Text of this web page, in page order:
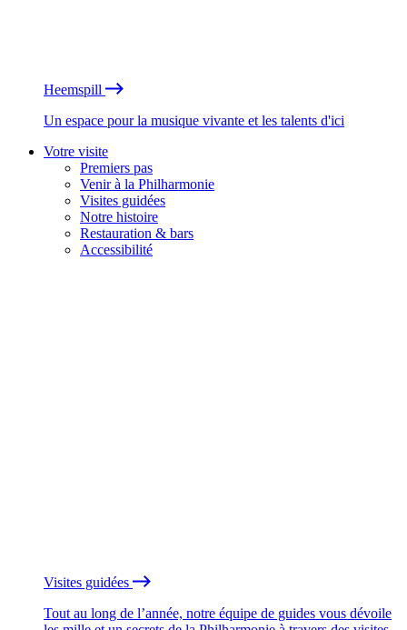
Heemspill
Un espace pour la musique vivante et les talents d'ici
Votre visite
Premiers pas
Venir à la Philharmonie
Visites guidées
Notre histoire
Restauration & bars
Accessibilité
Visites guidées
Tout au long de l’année, notre équipe de guides vous dévoile